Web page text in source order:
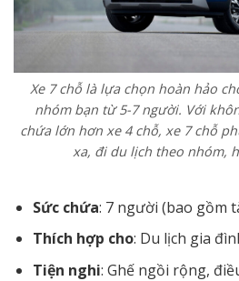
Xe 7 chỗ là lựa chọn hoàn hảo
nhóm bạn từ 5-7 người. Với
chứa lớn hơn xe 4 chỗ, xe 7 chỗ
xa, đi du lịch theo nhóm,
Sức chứa: 7 người (bao gồm
Thích hợp cho: Du lịch gia
Tiện nghi: Ghế ngồi rộng,